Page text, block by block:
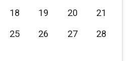
2023
2021
18 19 20
21
25 26 27
28